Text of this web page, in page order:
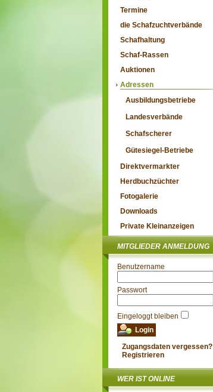
Termine
die Schafzuchtverbände
Schafhaltung
Schaf-Rassen
Auktionen
Adressen
Ausbildungsbetriebe
Landesverbände
Schafscherer
Gütesiegel-Betriebe
Direktvermarkter
Herdbuchzüchter
Fotogalerie
Downloads
Private Kleinanzeigen
MITGLIEDER ANMELDUNG
Benutzername
Passwort
Eingeloggt bleiben
Zugangsdaten vergessen?
Registrieren
WER IST ONLINE